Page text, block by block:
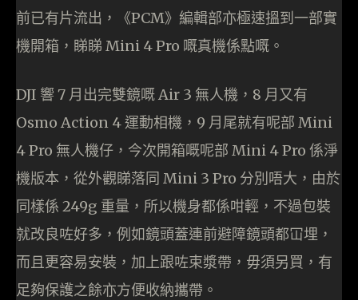
前已有片流出，《PCM》編輯部亦極速搵到一部實
機開箱，睇睇 Mini 4 Pro 嘅真機係點嘅。
DJI 響 7 月出完雙鏡嘅 Air 3 無人機，8 月又有
Osmo Action 4 運動相機，9 月尾就有呢部 Mini
4 Pro 無人機仔，今次開箱嘅呢部 Mini 4 Pro 係淨
機版本，從外觀睇落同 Mini 3 Pro 分別唔大，由於
同樣係 249g 重量，所以機身都係咁輕，不過包裝
就改良咗好多，例如鏡頭蓋連前避障鏡頭都冚埋，
而且更容易安裝，加上跟咗束漿帶，毋須另買，有
足夠保護之餘亦方便收納攜帶。